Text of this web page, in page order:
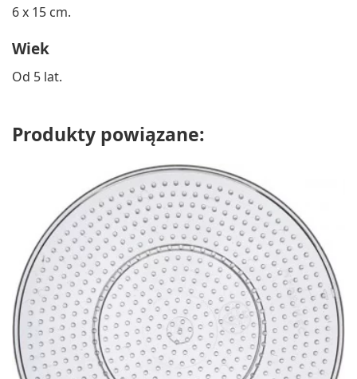
6 x 15 cm.
Wiek
Od 5 lat.
Produkty powiązane: